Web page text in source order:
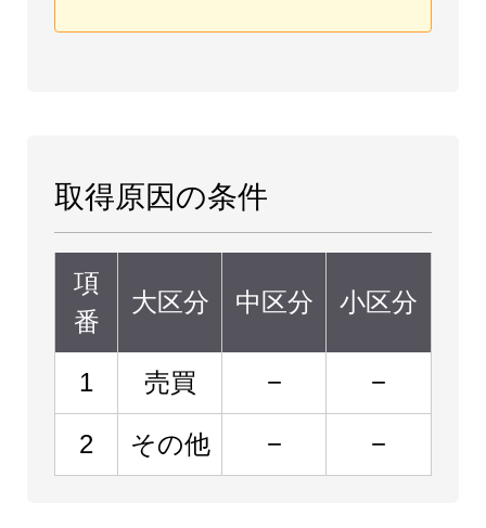
取得原因の条件
項
番
大区分 中区分 小区分
1 売買 − −
2 その他 − −